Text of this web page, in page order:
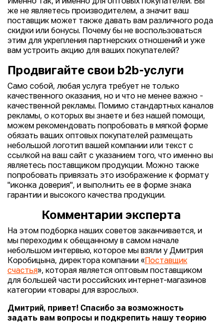
же не являетесь производителем, а значит ваш
поставщик может также давать вам различного рода
скидки или бонусы. Почему бы не воспользоваться
этим для укрепления партнерских отношений и уже
вам устроить акцию для ваших покупателей?
Продвигайте свои b2b-услуги
Само собой, любая услуга требует не только
качественного оказания, но и что не менее важно -
качественной рекламы. Помимо стандартных каналов
рекламы, о которых вы знаете и без нашей помощи,
можем рекомендовать попробовать в мягкой форме
обязать ваших оптовых покупателей размещать
небольшой логотип вашей компании или текст с
ссылкой на ваш сайт с указанием того, что именно вы
являетесь поставщиком продукции. Можно также
попробовать привязать это изображение к формату
"иконка доверия", и выполнить ее в форме знака
гарантии и высокого качества продукции.
Комментарии эксперта
На этом подборка наших советов заканчивается, и
мы переходим к обещанному в самом начале
небольшом интервью, которое мы взяли у Дмитрия
Коробицына, директора компании « Поставщик
счастья», которая является оптовым поставщиком
для большей части российских интернет-магазинов
категории «товары для взрослых».
Дмитрий, привет! Спасибо за возможность
задать вам вопросы и подкрепить нашу теорию